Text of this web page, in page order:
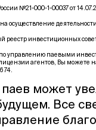
№21-000-1-00037 от
осуществление
инвестиционных
управлению паевыми
агентов, Вы можете
74.
может
Все